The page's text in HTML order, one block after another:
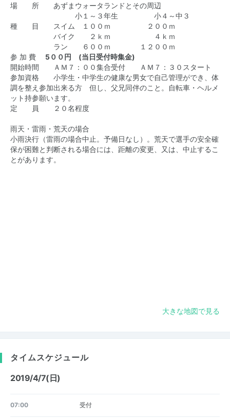
場 所 あずまウォータランドとその周辺
小１～３年生 小４～中３
種 目 スイム １００ｍ ２００ｍ
バイク ２ｋｍ ４ｋｍ
ラン ６００ｍ １２００ｍ
参 加 費 5００円 (当日受付時集金)
開始時間 ＡＭ７：００集合受付 ＡＭ７：３０スタート
参加資格 小学生・中学生の健康な男女で自己管理ができ、体
調を整え参加出来る方 但し、父兄同伴のこと。自転車・ヘルメ
ット持参願います。
定 員 ２０名程度
雨天・雷雨・荒天の場合
小雨決行（雷雨の場合中止。予備日なし）。荒天で選手の安全確
保が困難と判断される場合には、距離の変更、又は、中止するこ
とがあります。
大きな地図で見る
タイムスケジュール
2019/4/7(日)
07:00 受付